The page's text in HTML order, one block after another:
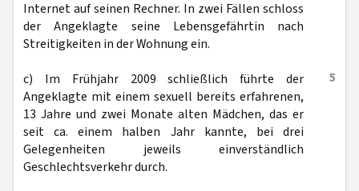
Internet auf seinen Rechner. In zwei Fällen schloss
der Angeklagte seine Lebensgefährtin nach
Streitigkeiten in der Wohnung ein.
5
c) Im Frühjahr 2009 schließlich führte der
Angeklagte mit einem sexuell bereits erfahrenen,
13 Jahre und zwei Monate alten Mädchen, das er
seit ca. einem halben Jahr kannte, bei drei
Gelegenheiten jeweils einverständlich
Geschlechtsverkehr durch.